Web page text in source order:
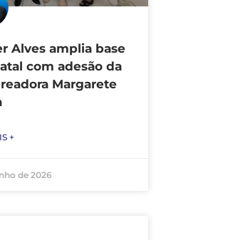
Alves amplia base
com adesão da
Margarete
+
de 2026